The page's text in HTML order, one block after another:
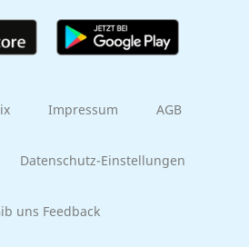
Impressum AGB
Datenschutz-Einstellungen
uns Feedback